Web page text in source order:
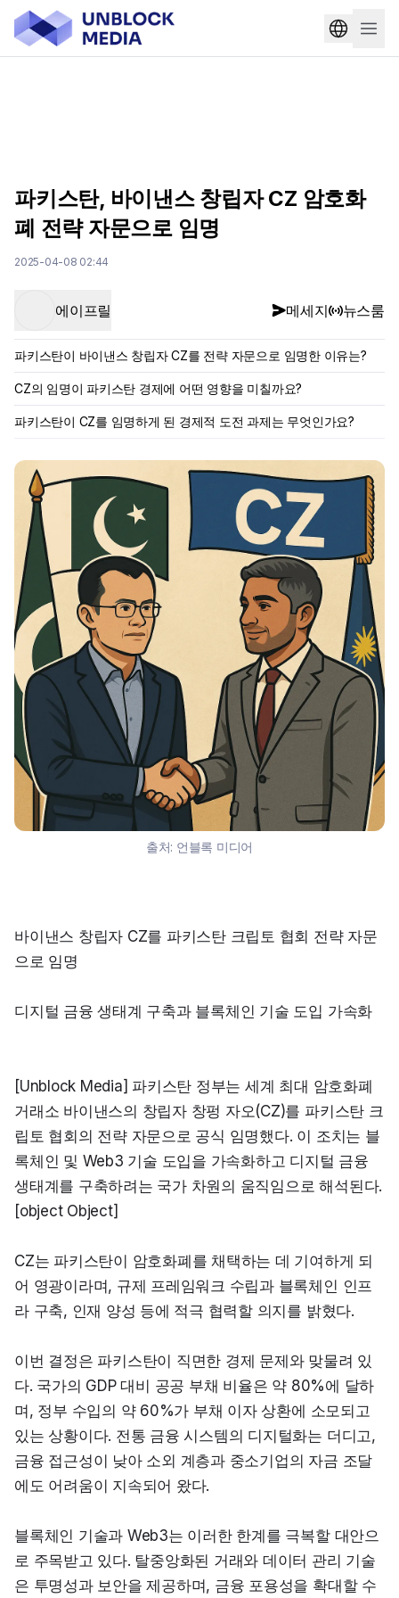
파키스탄, 바이낸스 창립자 CZ 암호화
폐 전략 자문으로 임명
2025-04-08 02:44
에이프릴 메세지 뉴스룸
파키스탄이 바이낸스 창립자 CZ를 전략 자문으로 임명한 이유는?
CZ의 임명이 파키스탄 경제에 어떤 영향을 미칠까요?
파키스탄이 CZ를 임명하게 된 경제적 도전 과제는 무엇인가요?
출처: 언블록 미디어
바이낸스 창립자 CZ를 파키스탄 크립토 협회 전략 자문
으로 임명
디지털 금융 생태계 구축과 블록체인 기술 도입 가속화
[Unblock Media] 파키스탄 정부는 세계 최대 암호화폐
거래소 바이낸스의 창립자 창펑 자오(CZ)를 파키스탄 크
립토 협회의 전략 자문으로 공식 임명했다. 이 조치는 블
록체인 및 Web3 기술 도입을 가속화하고 디지털 금융
생태계를 구축하려는 국가 차원의 움직임으로 해석된다.
[object Object]
CZ는 파키스탄이 암호화폐를 채택하는 데 기여하게 되
어 영광이라며, 규제 프레임워크 수립과 블록체인 인프
라 구축, 인재 양성 등에 적극 협력할 의지를 밝혔다.
이번 결정은 파키스탄이 직면한 경제 문제와 맞물려 있
다. 국가의 GDP 대비 공공 부채 비율은 약 80%에 달하
며, 정부 수입의 약 60%가 부채 이자 상환에 소모되고
있는 상황이다. 전통 금융 시스템의 디지털화는 더디고,
금융 접근성이 낮아 소외 계층과 중소기업의 자금 조달
에도 어려움이 지속되어 왔다.
블록체인 기술과 Web3는 이러한 한계를 극복할 대안으
로 주목받고 있다. 탈중앙화된 거래와 데이터 관리 기술
은 투명성과 보안을 제공하며, 금융 포용성을 확대할 수